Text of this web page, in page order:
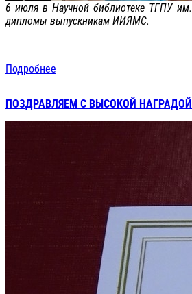
6 июля в Научной библиотеке ТГПУ
дипломы выпускникам ИИЯМС.
Подробнее
ПОЗДРАВЛЯЕМ С ВЫСОКОЙ НАГРАДОЙ